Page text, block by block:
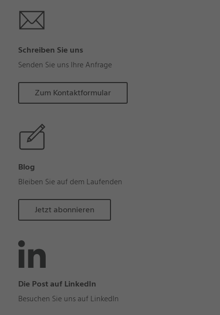
Schreiben Sie uns
Senden Sie uns Ihre Anfrage
Zum Kontaktformular
Blog
Bleiben Sie auf dem Laufenden
Jetzt abonnieren
Die Post auf LinkedIn
Besuchen Sie uns auf LinkedIn